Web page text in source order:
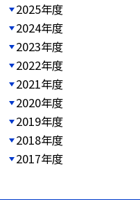
2025年度
2024年度
2023年度
2022年度
2021年度
2020年度
2019年度
2018年度
2017年度